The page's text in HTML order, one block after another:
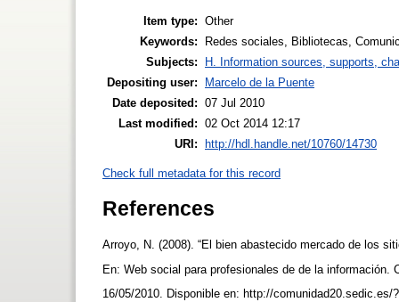
Item type: Other
Keywords:
Redes sociales, Bibliotecas,
Subjects:
H. Information sources, supports,
Depositing user:
Marcelo de la Puente
Date deposited: 07 Jul 2010
Last modified: 02 Oct 2014 12:17
URI:
http://hdl.handle.net/10760/14730
Check full metadata for this record
References
Arroyo, N. (2008). “El bien abastecido mercado de los
En: Web social para profesionales de de la información.
16/05/2010. Disponible en: http://comunidad20.sedic.es/